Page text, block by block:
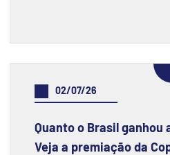
02/07/26
Quanto o Brasil ganhou
Veja a premiação da